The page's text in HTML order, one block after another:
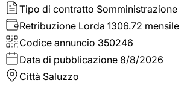
Tipo di contratto Somministrazione
Retribuzione Lorda 1306.72 mensile
Codice annuncio 350246
Data di pubblicazione 8/8/2026
Città Saluzzo